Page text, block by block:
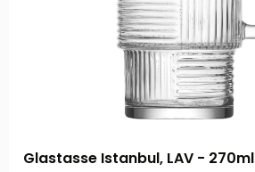
Glastasse Istanbul, LAV - 270ml